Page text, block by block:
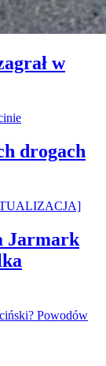
w
drogach
Jarmark